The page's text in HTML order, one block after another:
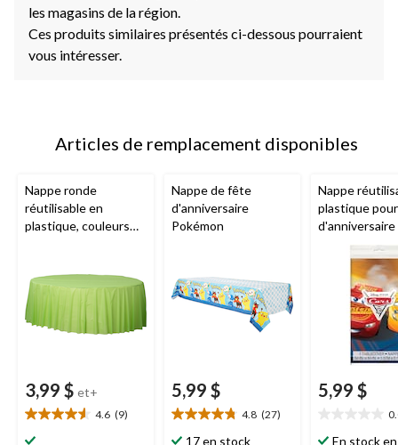
les magasins de la région.
Ces produits similaires présentés ci-dessous pourraient
vous intéresser.
Articles de remplacement disponibles
Nappe ronde
réutilisable en
plastique, couleurs
grâces/réveillon/fête
d'anniversaire
3,99 $ et+
4.6 (9)
4.6
étoile(s)
Nappe de fête
d'anniversaire
Pokémon
5,99 $
4.8 (27)
4.8
étoile(s)
17 en stock
Nappe
plastique
Les Bagnoles
McQueen,
bleu/rouge/
x 96 po
5,99 $
étoile(s)
En stock